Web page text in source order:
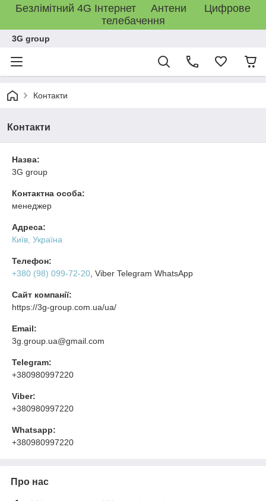
Безлімітний 4G Інтернет Антени Цифрове
телебачення
3G group
Контакти
Контакти
Назва:
3G group
Контактна особа:
менеджер
Адреса:
Київ, Україна
Телефон:
+380 (98) 099-72-20 , Viber Telegram WhatsApp
Сайт компанії:
https://3g-group.com.ua/ua/
Email:
3g.group.ua@gmail.com
Telegram:
+380980997220
Viber:
+380980997220
Whatsapp:
+380980997220
Про нас